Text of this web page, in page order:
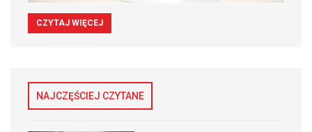
CZYTAJ WIĘCEJ
NAJCZĘŚCIEJ CZYTANE